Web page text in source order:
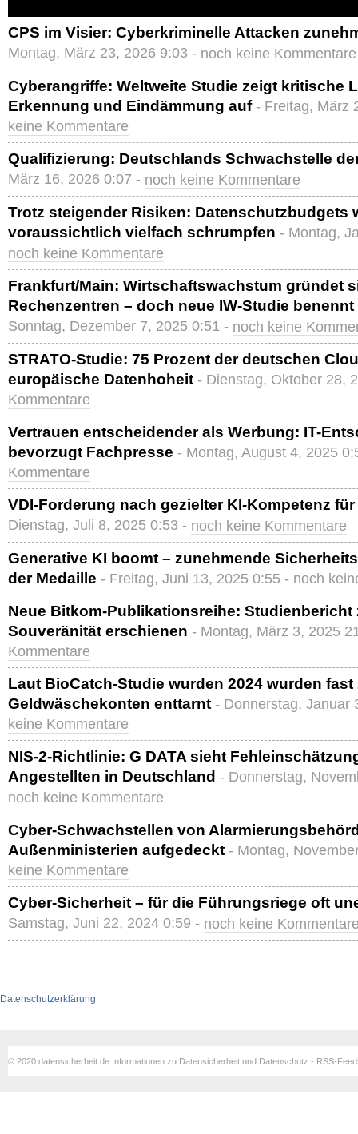
CPS im Visier: Cyberkriminelle Attacken
Montag, März 23, 2026 9:03 - noch keine Kommentare
Cyberangriffe: Weltweite Studie zeigt kritische
Erkennung und Eindämmung auf - Freitag, März
keine Kommentare
Qualifizierung: Deutschlands Schwachstelle
März 16, 2026 0:07 - noch keine Kommentare
Trotz steigender Risiken: Datenschutzbudgets
voraussichtlich vielfach schrumpfen - Montag,
noch keine Kommentare
Frankfurt/Main: Wirtschaftswachstum gründet
Rechenzentren – doch neue IW-Studie
Sonntag, Dezember 7, 2025 0:51 - noch keine
STRATO-Studie: 75 Prozent der deutschen
europäische Datenhoheit - Dienstag, Oktober 28,
Kommentare
Vertrauen entscheidender als Werbung: IT-
bevorzugt Fachpresse - Montag, August 4, 2025
Kommentare
VDI-Forderung nach gezielter KI-Kompetenz
Dienstag, Juli 8, 2025 0:53 - noch keine Kommentare
Generative KI boomt – zunehmende
der Medaille - Freitag, Juni 13, 2025 0:55 - noch
Neue Bitkom-Publikationsreihe: Studienbericht
Souveränität erschienen - Montag, März 3, 2025
Kommentare
Laut BioCatch-Studie wurden 2024 wurden
Geldwäschekonten enttarnt - Donnerstag, Januar
keine Kommentare
NIS-2-Richtlinie: G DATA sieht
Angestellten in Deutschland - Donnerstag,
noch keine Kommentare
Cyber-Schwachstellen von
Außenministerien aufgedeckt - Montag,
keine Kommentare
Cyber-Sicherheit – für die Führungsriege oft
Samstag, Juni 22, 2024 0:59 - noch keine
Datenschutzerklärung
© 2020 datensicherheit.de Informationen zu Datensicherheit und Datenschutz - RSS-